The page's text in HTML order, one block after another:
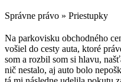
Správne právo » Priestupky
Na parkovisku obchodného
vošiel do cesty auta, ktoré
som a rozbil som si hlavu,
nič nestalo, aj auto bolo